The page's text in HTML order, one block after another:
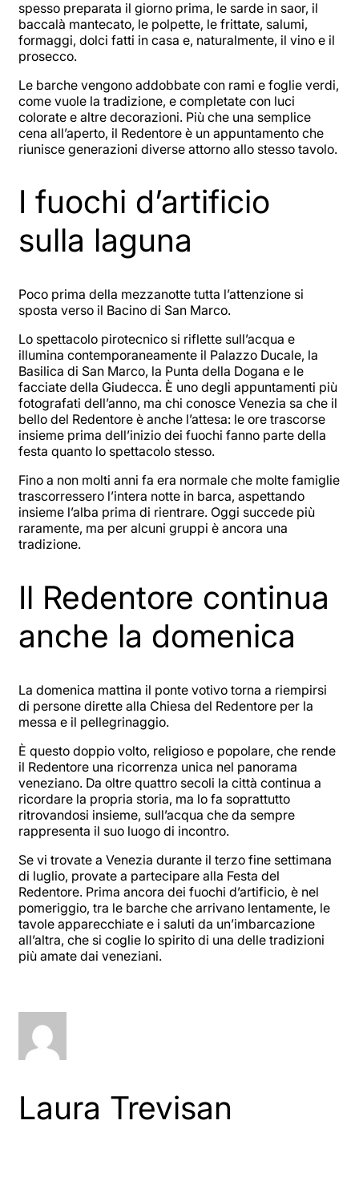
spesso preparata il giorno prima, le sarde in saor, il
baccalà mantecato, le polpette, le frittate, salumi,
formaggi, dolci fatti in casa e, naturalmente, il vino e il
prosecco.
Le barche vengono addobbate con rami e foglie verdi,
come vuole la tradizione, e completate con luci
colorate e altre decorazioni. Più che una semplice
cena all’aperto, il Redentore è un appuntamento che
riunisce generazioni diverse attorno allo stesso tavolo.
I fuochi d’artificio
sulla laguna
Poco prima della mezzanotte tutta l’attenzione si
sposta verso il Bacino di San Marco.
Lo spettacolo pirotecnico si riflette sull’acqua e
illumina contemporaneamente il Palazzo Ducale, la
Basilica di San Marco, la Punta della Dogana e le
facciate della Giudecca. È uno degli appuntamenti più
fotografati dell’anno, ma chi conosce Venezia sa che il
bello del Redentore è anche l’attesa: le ore trascorse
insieme prima dell’inizio dei fuochi fanno parte della
festa quanto lo spettacolo stesso.
Fino a non molti anni fa era normale che molte famiglie
trascorressero l’intera notte in barca, aspettando
insieme l’alba prima di rientrare. Oggi succede più
raramente, ma per alcuni gruppi è ancora una
tradizione.
Il Redentore continua
anche la domenica
La domenica mattina il ponte votivo torna a riempirsi
di persone dirette alla Chiesa del Redentore per la
messa e il pellegrinaggio.
È questo doppio volto, religioso e popolare, che rende
il Redentore una ricorrenza unica nel panorama
veneziano. Da oltre quattro secoli la città continua a
ricordare la propria storia, ma lo fa soprattutto
ritrovandosi insieme, sull’acqua che da sempre
rappresenta il suo luogo di incontro.
Se vi trovate a Venezia durante il terzo fine settimana
di luglio, provate a partecipare alla Festa del
Redentore. Prima ancora dei fuochi d’artificio, è nel
pomeriggio, tra le barche che arrivano lentamente, le
tavole apparecchiate e i saluti da un’imbarcazione
all’altra, che si coglie lo spirito di una delle tradizioni
più amate dai veneziani.
Laura Trevisan